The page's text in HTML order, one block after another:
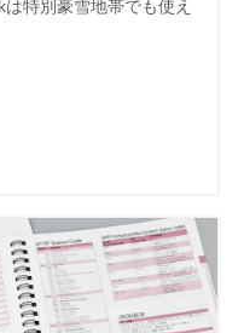
特別豪雪地帯でも使え